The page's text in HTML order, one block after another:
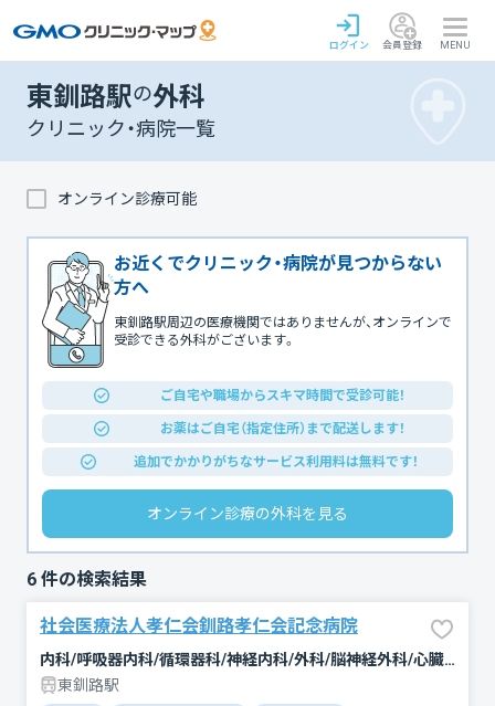
ログイン 会員登録 MENU
東釧路駅の外科
クリニック・病院一覧
オンライン診療可能
お近くでクリニック・病院が見つからない
方へ
東釧路駅周辺の医療機関ではありませんが、オンラインで
受診できる外科がございます。
ご自宅や職場からスキマ時間で受診可能！
お薬はご自宅（指定住所）まで配送します！
追加でかかりがちなサービス利用料は無料です！
オンライン診療の外科を見る
6 件の検索結果
社会医療法人孝仁会釧路孝仁会記念病院
内科/呼吸器内科/循環器科/神経内科/外科/脳神経外科/心臓血管外科/整形外科/形成外科/泌尿器科/リハビリテーション/放射線科/麻酔科
東釧路駅